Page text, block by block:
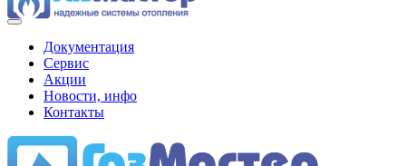
Документация
Сервис
Акции
Новости, инфо
Контакты